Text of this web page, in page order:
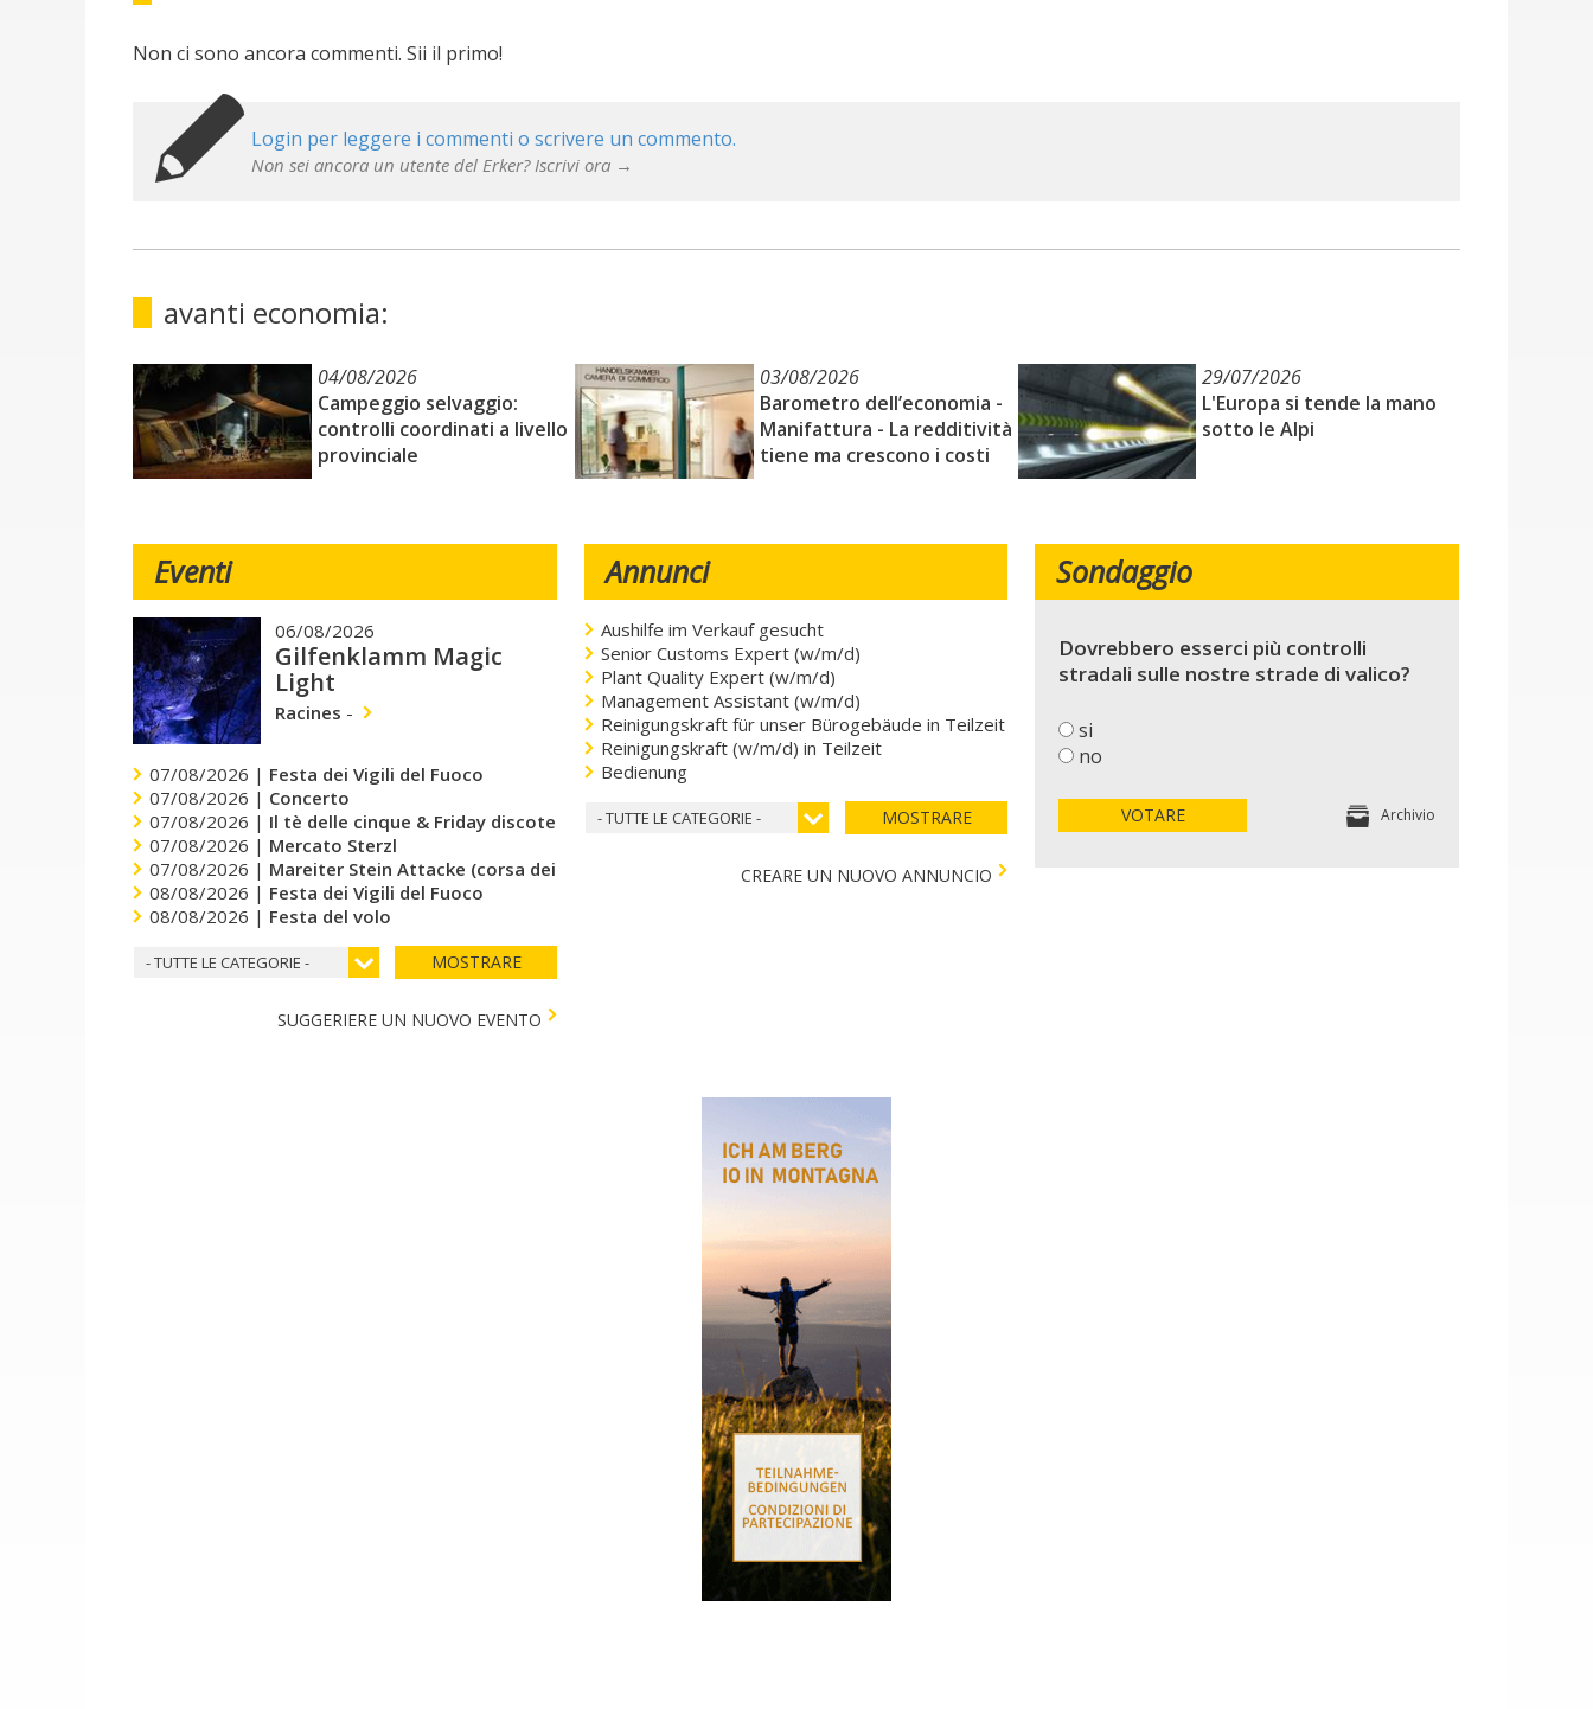
Non ci sono ancora commenti. Sii il primo!
Login per leggere i commenti o scrivere un commento.
Non sei ancora un utente del Erker? Iscrivi ora →
avanti economia:
04/08/2026
Campeggio selvaggio:
controlli coordinati a livello
provinciale
03/08/2026
Barometro dell’economia -
Manifattura - La redditività
tiene ma crescono i costi
29/07/2026
L'Europa si tende la mano
sotto le Alpi
Eventi
06/08/2026
Gilfenklamm Magic
Light
Racines -
07/08/2026 | Festa dei Vigili del Fuoco
07/08/2026 | Concerto
07/08/2026 | Il tè delle cinque & Friday discoteca del cuore
07/08/2026 | Mercato Sterzl
07/08/2026 | Mareiter Stein Attacke (corsa dei bambini)
08/08/2026 | Festa dei Vigili del Fuoco
08/08/2026 | Festa del volo
- TUTTE LE CATEGORIE - MOSTRARE
SUGGERIERE UN NUOVO EVENTO
Annunci
Aushilfe im Verkauf gesucht
Senior Customs Expert (w/m/d)
Plant Quality Expert (w/m/d)
Management Assistant (w/m/d)
Reinigungskraft für unser Bürogebäude in Teilzeit
Reinigungskraft (w/m/d) in Teilzeit
Bedienung
- TUTTE LE CATEGORIE - MOSTRARE
CREARE UN NUOVO ANNUNCIO
Sondaggio
Dovrebbero esserci più controlli
stradali sulle nostre strade di valico?
si
no
VOTARE Archivio